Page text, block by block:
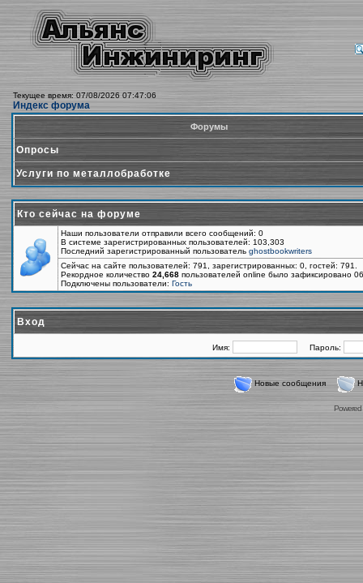
Текущее время: 07/08/2026 07:47:06
Индекс форума
Форумы
Опросы
Услуги по металлобработке
Кто сейчас на форуме
Наши пользователи отправили всего сообщений: 0
В системе зарегистрированных пользователей: 103,303
Последний зарегистрированный пользователь ghostbookwriters
Сейчас на сайте пользователей: 791, зарегистрированных: 0, гостей:
Рекордное количество 24,668 пользователей online было зафиксировано
Подключены пользователи: Гость
Вход
Имя: Пароль:
Новые сообщения